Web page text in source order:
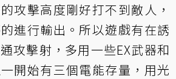
攻擊高度剛好打不到敵人，
進行輸出。所以遊戲有在誘
攻擊射，多用一些EX武器和
開始有三個電能存量，用光